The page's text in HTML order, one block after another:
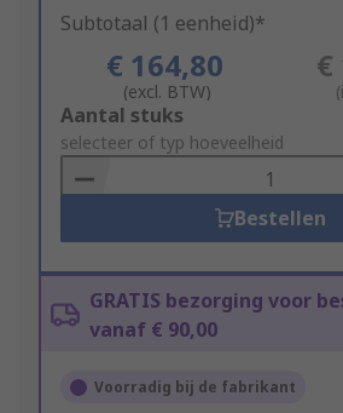
Subtotaal (1 eenheid)*
€ 164,80
(excl. BTW)
€
Add
to
Basket
Aantal stuks
selecteer of typ hoeveelheid
Bestellen
GRATIS bezorging voor
vanaf € 90,00
Voorradig bij de fabrikant